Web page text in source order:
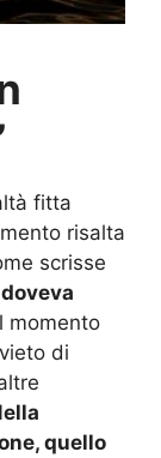
fitta
risalta
scrisse
momento
di
quello